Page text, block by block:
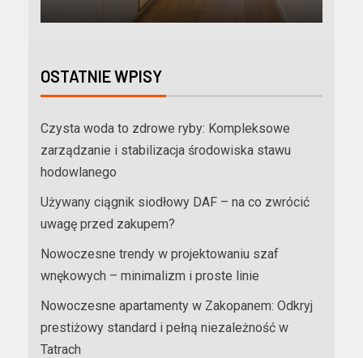
OSTATNIE WPISY
Czysta woda to zdrowe ryby: Kompleksowe
zarządzanie i stabilizacja środowiska stawu
hodowlanego
Używany ciągnik siodłowy DAF – na co zwrócić
uwagę przed zakupem?
Nowoczesne trendy w projektowaniu szaf
wnękowych – minimalizm i proste linie
Nowoczesne apartamenty w Zakopanem: Odkryj
prestiżowy standard i pełną niezależność w
Tatrach